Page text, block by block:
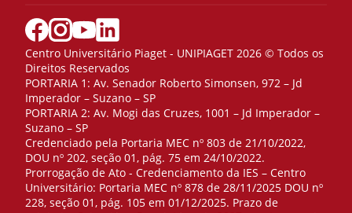
Centro Universitário Piaget - UNIPIAGET 2026 © Todos os
Direitos Reservados
PORTARIA 1: Av. Senador Roberto Simonsen, 972 – Jd
Imperador – Suzano – SP
PORTARIA 2: Av. Mogi das Cruzes, 1001 – Jd Imperador –
Suzano – SP
Credenciado pela Portaria MEC nº 803 de 21/10/2022,
DOU nº 202, seção 01, pág. 75 em 24/10/2022.
Prorrogação de Ato - Credenciamento da IES – Centro
Universitário: Portaria MEC nº 878 de 28/11/2025 DOU nº
228, seção 01, pág. 105 em 01/12/2025. Prazo de